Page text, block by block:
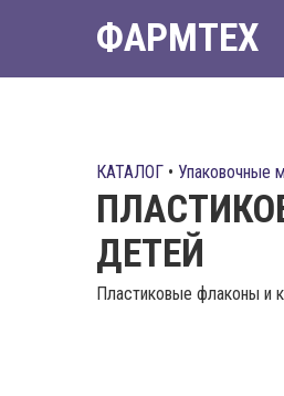
ФАРМТЕХ
КАТАЛОГ • Упаковочные
ДЕТЕЙ
Пластиковые флаконы и